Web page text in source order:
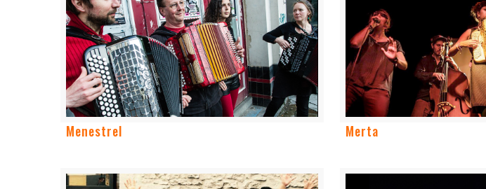
Menestrel Merta